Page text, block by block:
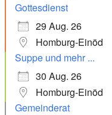
Gottesdienst
29 Aug. 26
Homburg-Einöd
Suppe und mehr ...
30 Aug. 26
Homburg-Einöd
Gemeinderat